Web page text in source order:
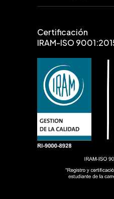
Certificación
IRAM-ISO